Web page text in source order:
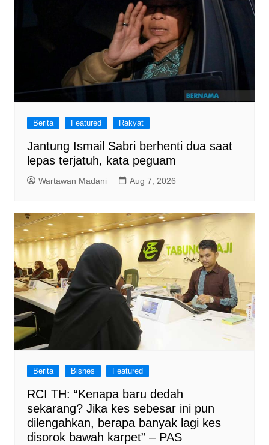
Berita Featured Rakyat
Jantung Ismail Sabri berhenti dua saat
lepas terjatuh, kata peguam
Wartawan Madani Aug 7, 2026
Berita Bisnes Featured
RCI TH: “Kenapa baru dedah
sekarang? Jika kes sebesar ini pun
dilengahkan, berapa banyak lagi kes
disorok bawah karpet” – PAS